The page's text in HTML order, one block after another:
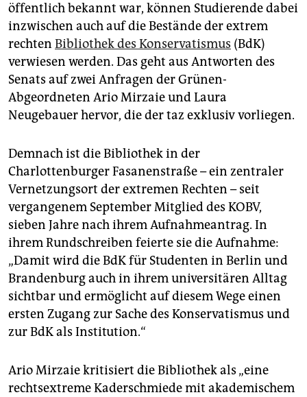
epaper login
öffentlich bekannt war, können Studierende dabei
inzwischen auch auf die Bestände der extrem
rechten Bibliothek des Konservatismus (BdK)
verwiesen werden. Das geht aus Antworten des
Senats auf zwei Anfragen der Grünen-
Abgeordneten Ario Mirzaie und Laura
Neugebauer hervor, die der taz exklusiv vorliegen.
Demnach ist die Bibliothek in der
Charlottenburger Fasanenstraße – ein zentraler
Vernetzungsort der extremen Rechten – seit
vergangenem September Mitglied des KOBV,
sieben Jahre nach ihrem Aufnahmeantrag. In
ihrem Rundschreiben feierte sie die Aufnahme:
„Damit wird die BdK für Studenten in Berlin und
Brandenburg auch in ihrem universitären Alltag
sichtbar und ermöglicht auf diesem Wege einen
ersten Zugang zur Sache des Konservatismus und
zur BdK als Institution.“
Ario Mirzaie kritisiert die Bibliothek als „eine
rechtsextreme Kaderschmiede mit akademischem